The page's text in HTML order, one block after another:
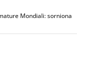
Mondiali: sorniona